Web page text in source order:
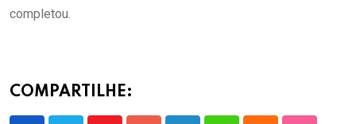
completou.
COMPARTILHE: